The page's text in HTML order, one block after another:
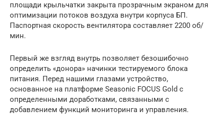
площади крыльчатки закрыта прозрачным экраном для
оптимизации потоков воздуха внутри корпуса БП.
Паспортная скорость вентилятора составляет 2200 об/
мин.
Первый же взгляд внутрь позволяет безошибочно
определить «донора» начинки тестируемого блока
питания. Перед нашими глазами устройство,
основанное на платформе Seasonic FOCUS Gold с
определенными доработками, связанными с
добавлением функций мониторинга и управления.